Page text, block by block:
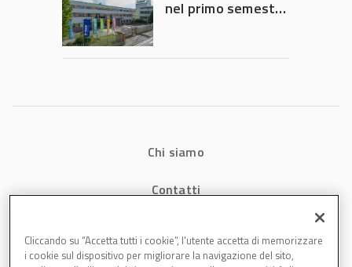
nel primo semestre
Chi siamo
Contatti
Cliccando su “Accetta tutti i cookie”, l'utente accetta di memorizzare
i cookie sul dispositivo per migliorare la navigazione del sito,